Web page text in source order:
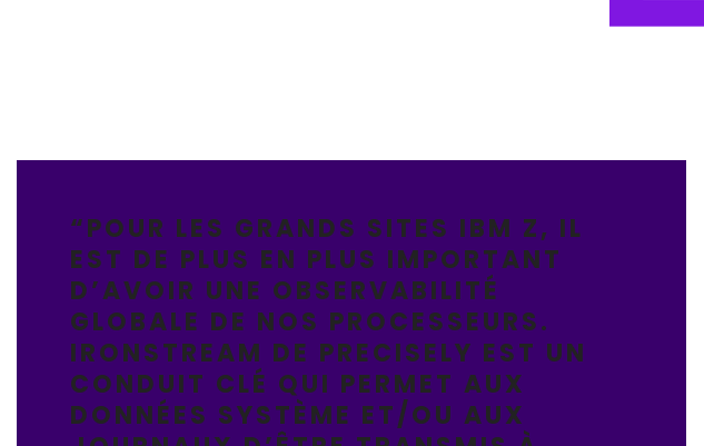
“POUR LES GRANDS SITES IBM Z, IL
EST DE PLUS EN PLUS IMPORTANT
D’AVOIR UNE OBSERVABILITÉ
GLOBALE DE NOS PROCESSEURS.
IRONSTREAM DE PRECISELY EST UN
CONDUIT CLÉ QUI PERMET AUX
DONNÉES SYSTÈME ET/OU AUX